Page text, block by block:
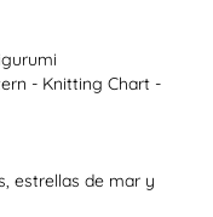
- Knitting Chart -
estrellas de mar y